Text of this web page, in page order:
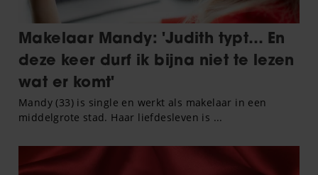
verzameld op basis van uw gebruik van hun services. U
gaat akkoord met onze cookies als u onze website blijft
gebruiken.